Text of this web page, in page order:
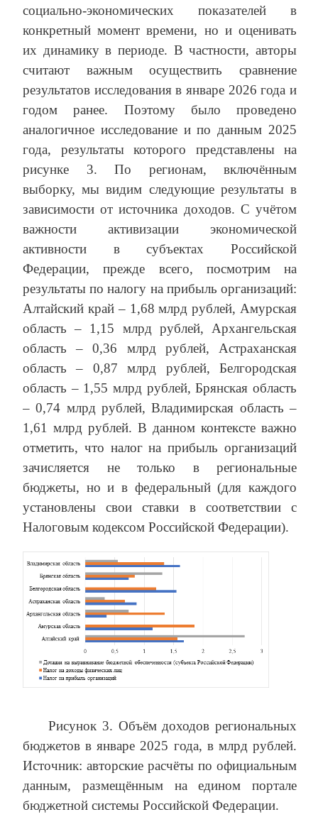
социально-экономических показателей в
конкретный момент времени, но и оценивать
их динамику в периоде. В частности, авторы
считают важным осуществить сравнение
результатов исследования в январе 2026 года и
годом ранее. Поэтому было проведено
аналогичное исследование и по данным 2025
года, результаты которого представлены на
рисунке 3. По регионам, включённым
выборку, мы видим следующие результаты в
зависимости от источника доходов. С учётом
важности активизации экономической
активности в субъектах Российской
Федерации, прежде всего, посмотрим на
результаты по налогу на прибыль организаций:
Алтайский край – 1,68 млрд рублей, Амурская
область – 1,15 млрд рублей, Архангельская
область – 0,36 млрд рублей, Астраханская
область – 0,87 млрд рублей, Белгородская
область – 1,55 млрд рублей, Брянская область
– 0,74 млрд рублей, Владимирская область –
1,61 млрд рублей. В данном контексте важно
отметить, что налог на прибыль организаций
зачисляется не только в региональные
бюджеты, но и в федеральный (для каждого
установлены свои ставки в соответствии с
Налоговым кодексом Российской Федерации).
Рисунок 3. Объём доходов региональных
бюджетов в январе 2025 года, в млрд рублей.
Источник: авторские расчёты по официальным
данным, размещённым на едином портале
бюджетной системы Российской Федерации.